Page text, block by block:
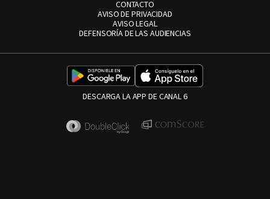
CONTACTO
AVISO DE PRIVACIDAD
AVISO LEGAL
DEFENSORÍA DE LAS AUDIENCIAS
DESCARGA LA APP DE CANAL 6